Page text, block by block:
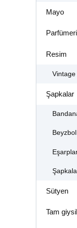
Mayo
Parfümeri
Resim
Vintage
Şapkalar
Sütyen
Tam